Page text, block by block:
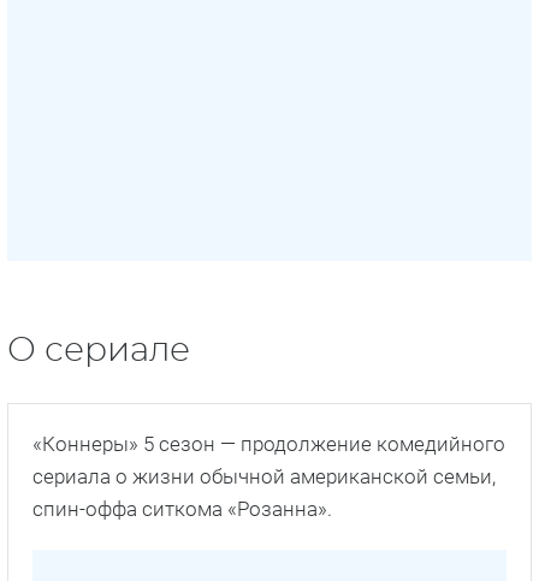
О сериале
«Коннеры» 5 сезон — продолжение комедийного
сериала о жизни обычной американской семьи,
спин-оффа ситкома «Розанна».